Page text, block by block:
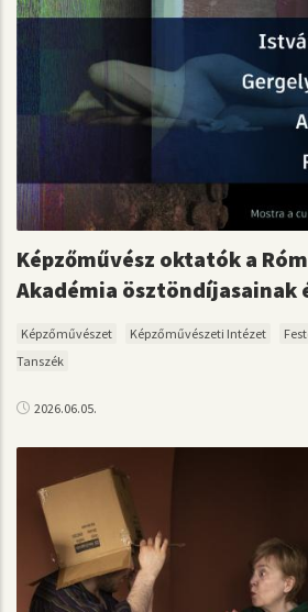
Képzőművész oktatók a
Akadémia ösztöndíjasainak
Képzőművészet Képzőművészeti Intézet
Tanszék
2026.06.05.